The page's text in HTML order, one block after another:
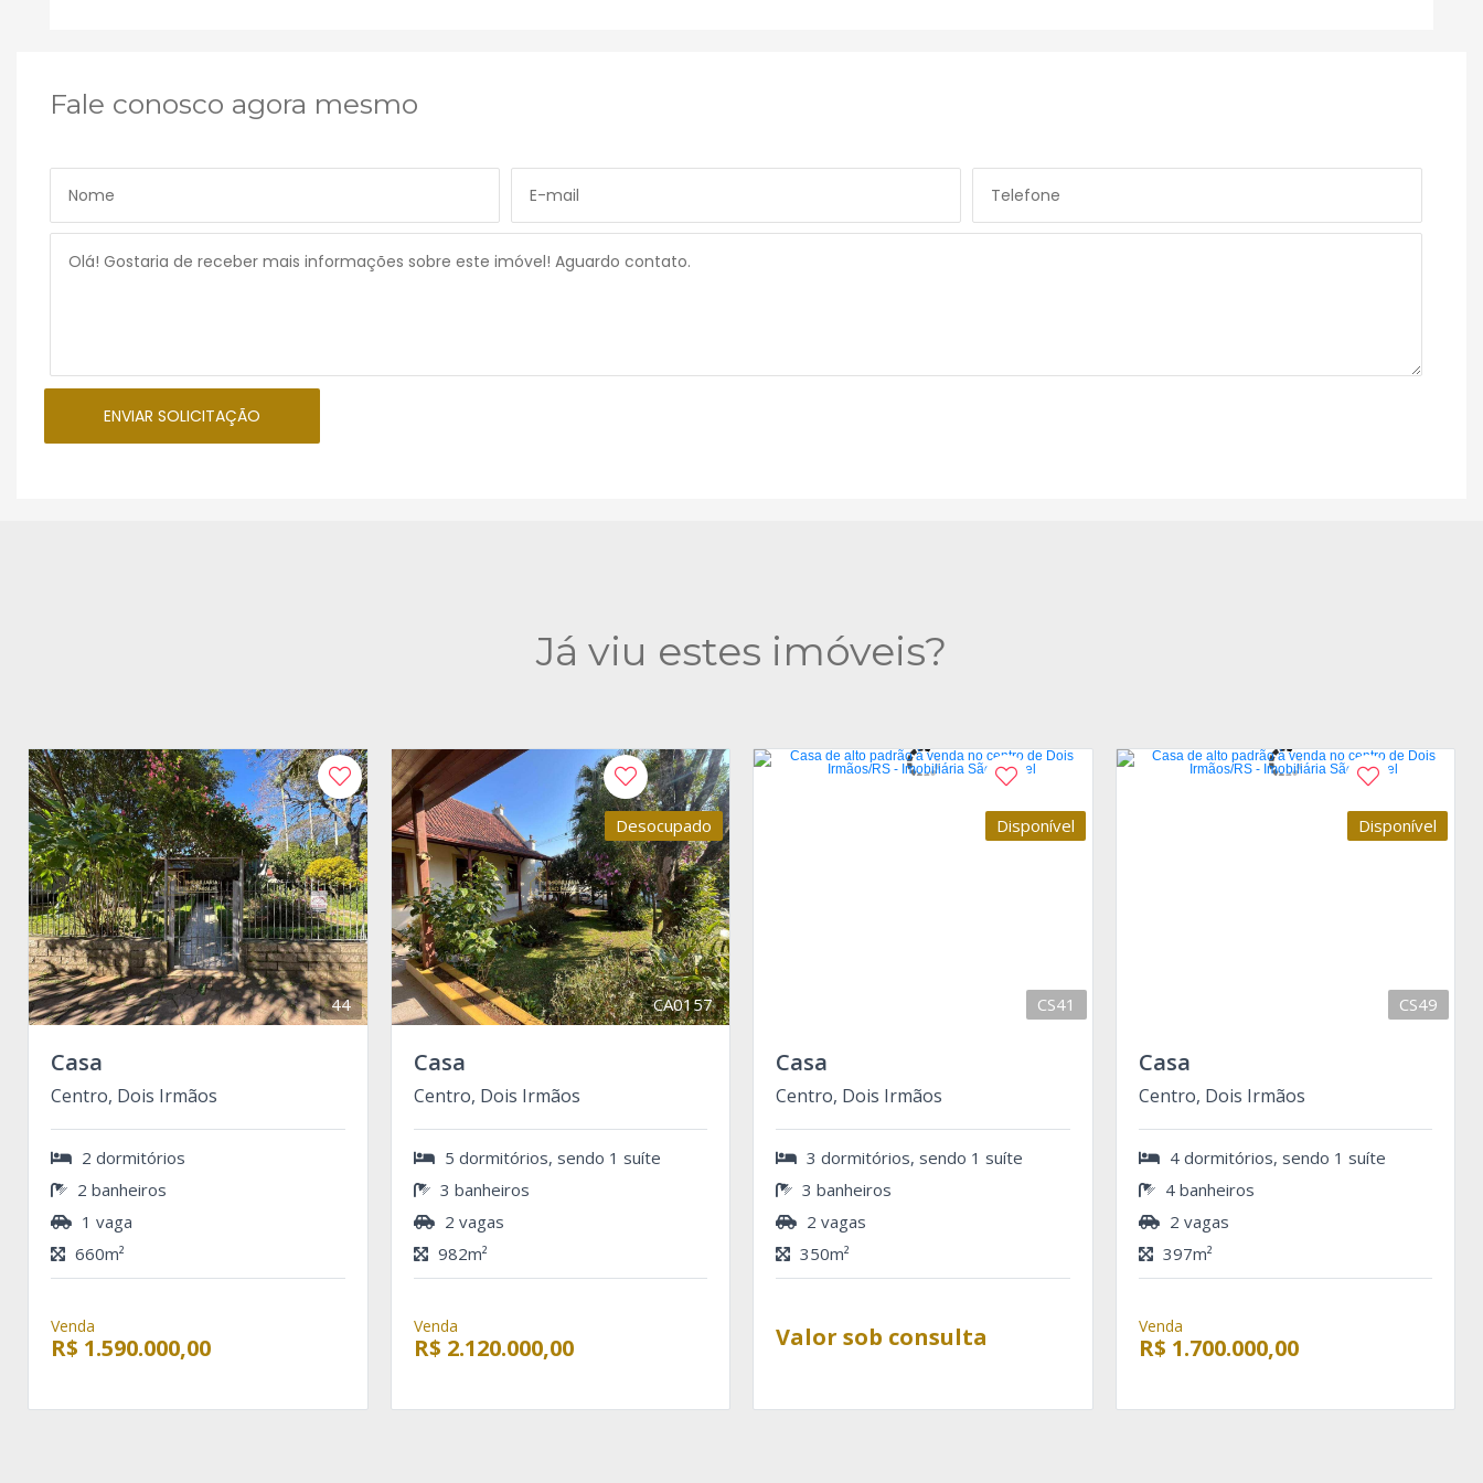
Fale conosco agora mesmo
Já viu estes imóveis?
44
Casa
Centro, Dois Irmãos
2 dormitórios
2 banheiros
1 vaga
660m²
Venda
R$ 1.590.000,00
Desocupado
CA0157
Casa
Centro, Dois Irmãos
5 dormitórios, sendo 1 suíte
3 banheiros
2 vagas
982m²
Venda
R$ 2.120.000,00
Disponível
CS41
Casa
Centro, Dois Irmãos
3 dormitórios, sendo 1 suíte
3 banheiros
2 vagas
350m²
Valor sob consulta
Disponível
CS49
Casa
Centro, Dois Irmãos
4 dormitórios, sendo 1 suíte
4 banheiros
2 vagas
397m²
Venda
R$ 1.700.000,00